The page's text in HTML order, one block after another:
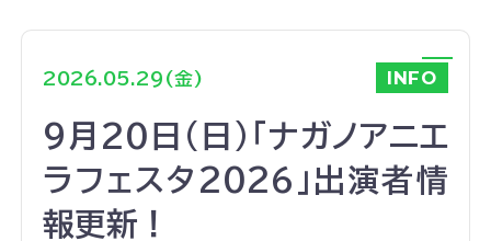
2026.05.29(金) INFO
9月20日(日)「ナガノアニエ
ラフェスタ2026」出演者情
報更新！